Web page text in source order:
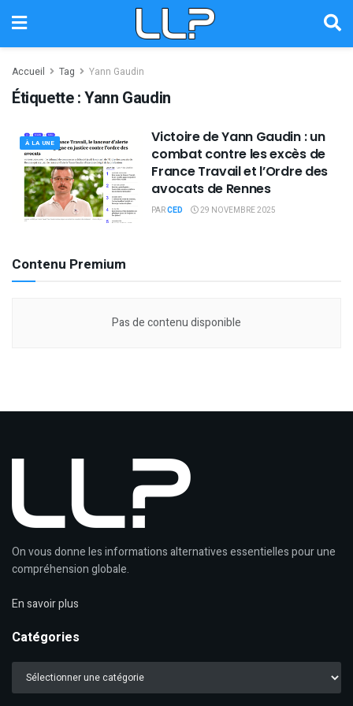
Accueil Tag Yann Gaudin
Étiquette :Yann Gaudin
À LA UNE
Victoire de Yann Gaudin : un
combat contre les excès de
France Travail et l’Ordre des
avocats de Rennes
PARCED 29 NOVEMBRE 2025
Contenu Premium
Pas de contenu disponible
On vous donne les informations alternatives essentielles pour une
compréhension globale.
En savoir plus
Catégories
Catégories